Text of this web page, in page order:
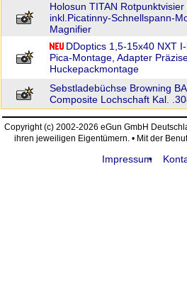
Holosun TITAN
inkl.Picatinny-Schnellspann-
Magnifier
DDoptics 1,5-15x40 NXT
Pica-Montage, Adapter
Huckepackmontage
Sebstladebüchse Browning
Composite Lochschaft Kal.
Copyright (c) 2002-2026 eGun GmbH
ihren jeweiligen Eigentümern. • Mit der
Impressum